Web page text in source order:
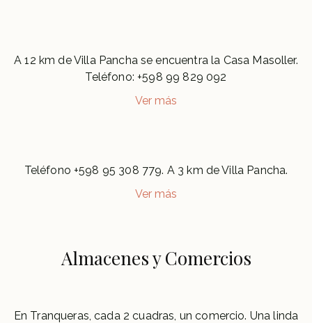
A 12 km de Villa Pancha se encuentra la Casa Masoller.
Teléfono: +598 99 829 092
Ver más
Teléfono +598 95 308 779. A 3 km de Villa Pancha.
Ver más
Almacenes y Comercios
En Tranqueras, cada 2 cuadras, un comercio. Una linda